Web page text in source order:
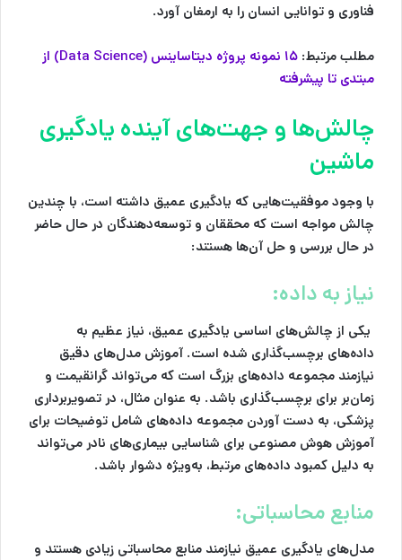
فناوری و توانایی انسان را به ارمغان آورد.
مطلب مرتبط:
۱۵ نمونه پروژه دیتاساینس (Data Science) از
مبتدی تا پیشرفته
چالش‌ها و جهت‌های آینده یادگیری
ماشین
با وجود موفقیت‌هایی که یادگیری عمیق داشته است، با چندین
چالش مواجه است که محققان و توسعه‌دهندگان در حال حاضر
در حال بررسی و حل آن‌ها هستند:
نیاز به داده:
یکی از چالش‌های اساسی یادگیری عمیق، نیاز عظیم به
داده‌های برچسب‌گذاری شده است. آموزش مدل‌های دقیق
نیازمند مجموعه داده‌های بزرگ است که می‌تواند گرانقیمت و
زمان‌بر برای برچسب‌گذاری باشد. به عنوان مثال، در تصویربرداری
پزشکی، به دست آوردن مجموعه داده‌های شامل توضیحات برای
آموزش هوش مصنوعی برای شناسایی بیماری‌های نادر می‌تواند
به دلیل کمبود داده‌های مرتبط، به‌ویژه دشوار باشد.
منابع محاسباتی:
مدل‌های یادگیری عمیق نیازمند منابع محاسباتی زیادی هستند و